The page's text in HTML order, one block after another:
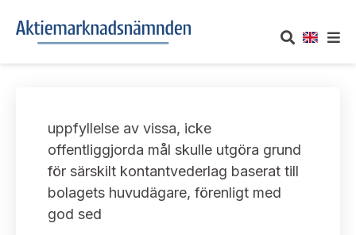
Om oss
Vårt uppdrag
Informationsgivning
UTTALANDEN
Om nämndens uttalanden
Framställningar och konsultation
TAKEOVER-REGLER
uppfyllelse av vissa, icke
offentliggjorda mål skulle utgöra grund
för särskilt kontantvederlag baserat till
bolagets huvudägare, förenligt med
god sed